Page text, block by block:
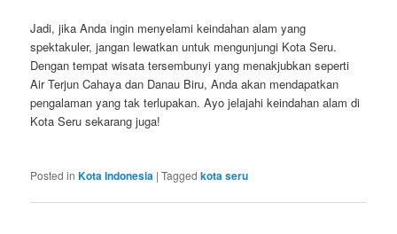
Jadi, jika Anda ingin menyelami keindahan alam yang
spektakuler, jangan lewatkan untuk mengunjungi Kota Seru.
Dengan tempat wisata tersembunyi yang menakjubkan seperti
Air Terjun Cahaya dan Danau Biru, Anda akan mendapatkan
pengalaman yang tak terlupakan. Ayo jelajahi keindahan alam di
Kota Seru sekarang juga!
Posted in Kota Indonesia |Tagged kota seru